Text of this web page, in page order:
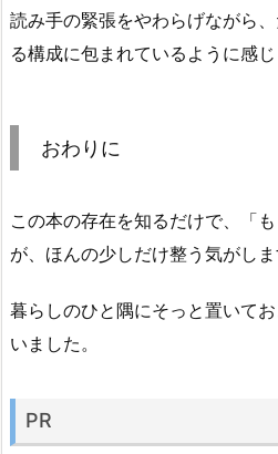
読み手の緊張をやわらげながら
る構成に包まれているように感じ
おわりに
この本の存在を知るだけで、「
が、ほんの少しだけ整う気がしま
暮らしのひと隅にそっと置いて
いました。
PR